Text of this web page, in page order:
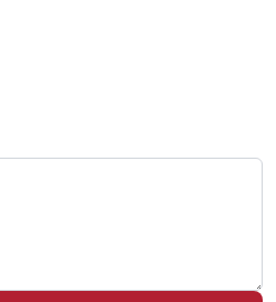
NEW YORK
IN ACTIE
STICHTING